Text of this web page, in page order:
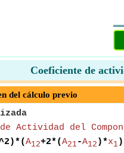
Coeficiente de
del cálculo previo
Actividad del
A12+2*(A21-A12 )*x1